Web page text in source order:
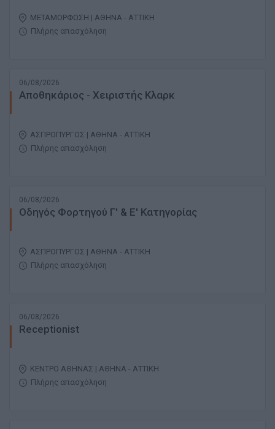
ΜΕΤΑΜΟΡΦΩΣΗ | ΑΘΗΝΑ - ΑΤΤΙΚΗ
Πλήρης απασχόληση
06/08/2026
Αποθηκάριος - Χειριστής Κλαρκ
ΑΣΠΡΟΠΥΡΓΟΣ | ΑΘΗΝΑ - ΑΤΤΙΚΗ
Πλήρης απασχόληση
06/08/2026
Οδηγός Φορτηγού Γ' & Ε' Κατηγορίας
ΑΣΠΡΟΠΥΡΓΟΣ | ΑΘΗΝΑ - ΑΤΤΙΚΗ
Πλήρης απασχόληση
06/08/2026
Receptionist
ΚΕΝΤΡΟ ΑΘΗΝΑΣ | ΑΘΗΝΑ - ΑΤΤΙΚΗ
Πλήρης απασχόληση